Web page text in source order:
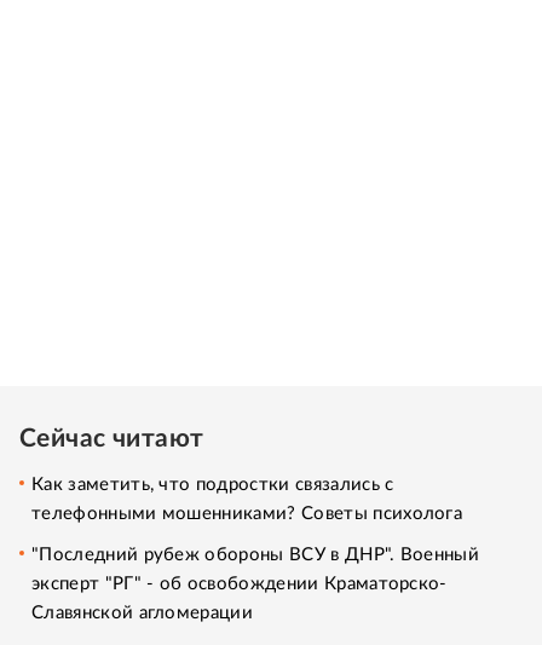
Сейчас читают
Как заметить, что подростки связались с
телефонными мошенниками? Советы психолога
"Последний рубеж обороны ВСУ в ДНР". Военный
эксперт "РГ" - об освобождении Краматорско-
Славянской агломерации